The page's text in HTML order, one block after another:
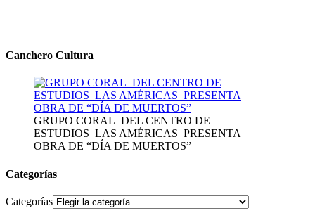
Canchero Cultura
GRUPO CORAL DEL CENTRO DE
ESTUDIOS LAS AMÉRICAS PRESENTA
OBRA DE “DÍA DE MUERTOS”
Categorías
Categorías